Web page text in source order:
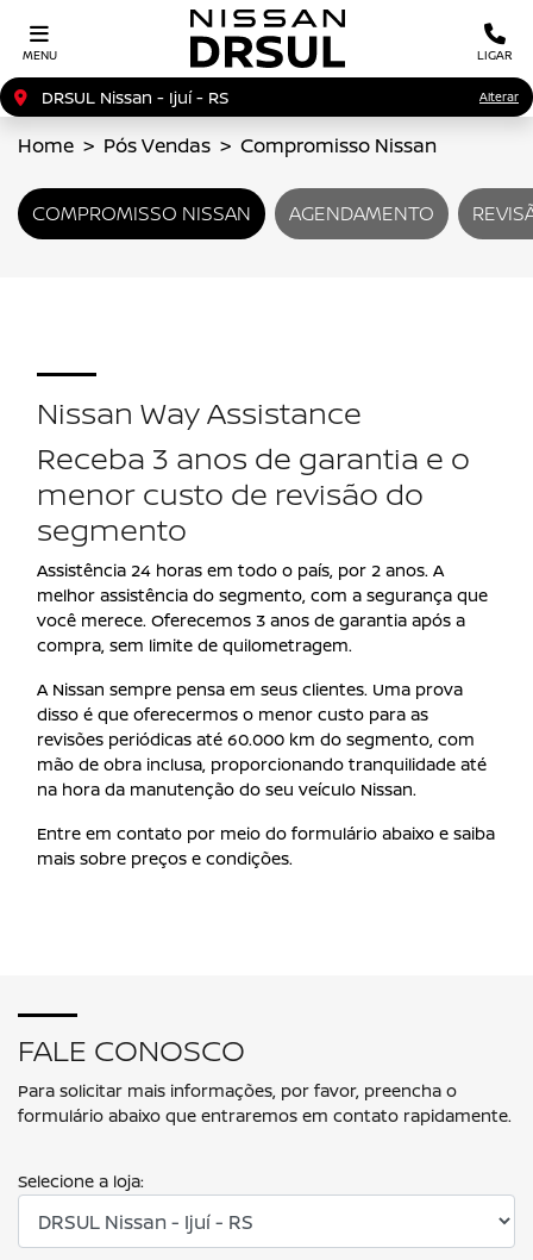
MENU LIGAR
DRSUL Nissan - Ijuí - RS Alterar
Home Pós Vendas Compromisso Nissan
AGENDAMENTO
COMPROMISSO NISSAN
Nissan Way Assistance
Receba 3 anos de garantia e o
menor custo de revisão do
segmento
Assistência 24 horas em todo o país, por 2 anos. A
melhor assistência do segmento, com a segurança que
você merece. Oferecemos 3 anos de garantia após a
compra, sem limite de quilometragem.
A Nissan sempre pensa em seus clientes. Uma prova
disso é que oferecermos o menor custo para as
revisões periódicas até 60.000 km do segmento, com
mão de obra inclusa, proporcionando tranquilidade até
na hora da manutenção do seu veículo Nissan.
Entre em contato por meio do formulário abaixo e saiba
mais sobre preços e condições.
FALE CONOSCO
Para solicitar mais informações, por favor, preencha o
formulário abaixo que entraremos em contato rapidamente.
Selecione a loja: